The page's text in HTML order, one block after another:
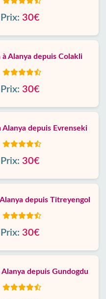
Prix: 30€
à Alanya depuis Colakli
Prix: 30€
Alanya depuis Evrenseki
Prix: 30€
depuis Titreyengol
Prix: 30€
Alanya depuis Gundogdu